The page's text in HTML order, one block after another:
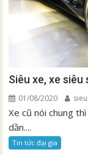
Siêu xe, xe
01/08/2020
Xe cũ nói chung
dần....
Tin tức đại gia